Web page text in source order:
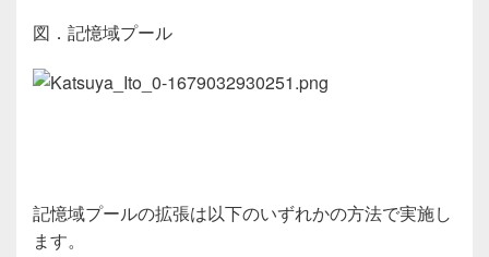
図．記憶域プール
記憶域プールの拡張は以下のいずれかの方法で実施し
ます。